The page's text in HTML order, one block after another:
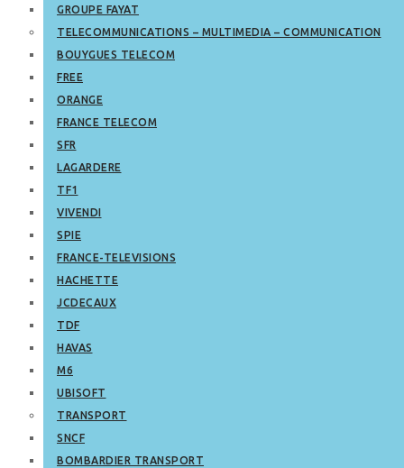
GROUPE FAYAT
TELECOMMUNICATIONS – MULTIMEDIA – COMMUNICATION
BOUYGUES TELECOM
FREE
ORANGE
FRANCE TELECOM
SFR
LAGARDERE
TF1
VIVENDI
SPIE
FRANCE-TELEVISIONS
HACHETTE
JCDECAUX
TDF
HAVAS
M6
UBISOFT
TRANSPORT
SNCF
BOMBARDIER TRANSPORT